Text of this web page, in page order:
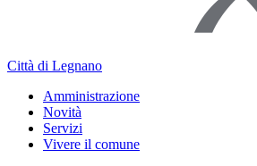
Città di Legnano
Amministrazione
Novità
Servizi
Vivere il comune